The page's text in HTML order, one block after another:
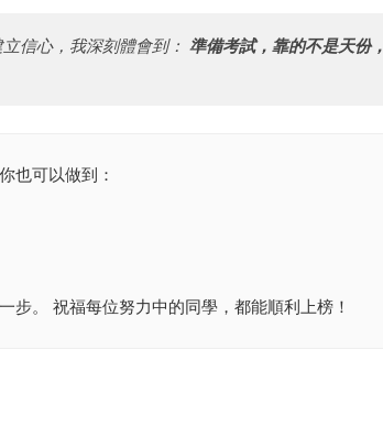
信心，我深刻體會到： 準備考試，靠的不是天份，
也可以做到：
步。 祝福每位努力中的同學，都能順利上榜！